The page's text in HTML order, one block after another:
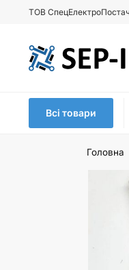
ТОВ
Всі товари
Головна